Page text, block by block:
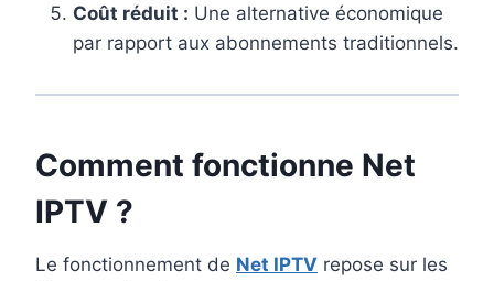
Coût réduit : Une alternative économique
par rapport aux abonnements traditionnels.
Comment fonctionne Net
IPTV ?
Le fonctionnement de Net IPTV repose sur les